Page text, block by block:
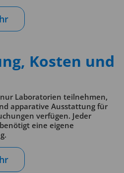
Kosten und
Laboratorien teilnehmen,
apparative Ausstattung für
verfügen. Jeder
eine eigene